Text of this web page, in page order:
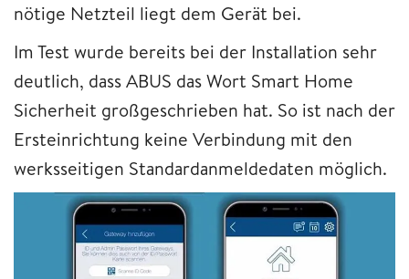
nötige Netzteil liegt dem Gerät bei.
Im Test wurde bereits bei der Installation sehr
deutlich, dass ABUS das Wort Smart Home
Sicherheit großgeschrieben hat. So ist nach der
Ersteinrichtung keine Verbindung mit den
werksseitigen Standardanmeldedaten möglich.